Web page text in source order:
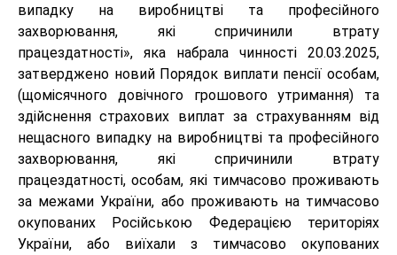
випадку на виробництві та професійного
захворювання, які спричинили втрату
працездатності», яка набрала чинності 20.03.2025,
затверджено новий Порядок виплати пенсії особам,
(щомісячного довічного грошового утримання) та
здійснення страхових виплат за страхуванням від
нещасного випадку на виробництві та професійного
захворювання, які спричинили втрату
працездатності, особам, які тимчасово проживають
за межами України, або проживають на тимчасово
окупованих Російською Федерацією територіях
України, або виїхали з тимчасово окупованих